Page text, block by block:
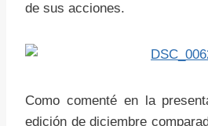
de sus acciones.
Como comenté en la
edición de diciembre